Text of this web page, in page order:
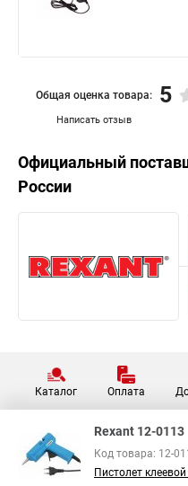
Написать отзыв
Общая оценка товара: 5
Официальный
России
Каталог Оплата
Rexant 12-0113
Код товара: 12-
Пистолет